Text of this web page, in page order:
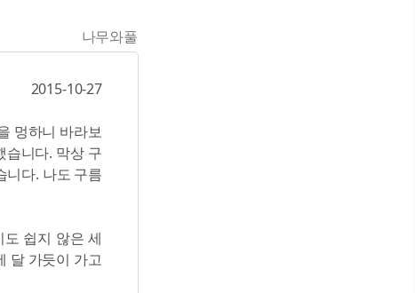
나무와풀
2015-10-27
멍하니 바라보
습니다. 막상 구
니다. 나도 구름
쉽지 않은 세
달 가듯이 가고